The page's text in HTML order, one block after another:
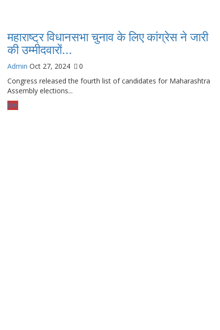
महाराष्ट्र विधानसभा चुनाव के लिए कांग्रेस ने जारी
की उम्मीदवारों...
Admin Oct 27, 2024
0
Congress released the fourth list of candidates for Maharashtra
Assembly elections...
हेल्थ